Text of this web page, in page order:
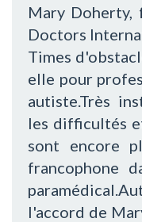
Mary Doherty,
Doctors
Times
elle pour
autiste.Très
les difficultés
sont encore
francophone
l'accord de